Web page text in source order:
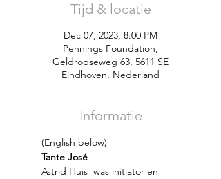
Tijd & locatie
Dec 07, 2023, 8:00 PM
Pennings Foundation,
Geldropseweg 63, 5611 SE
Eindhoven, Nederland
Informatie
(English below)
Tante José
Astrid Huis  was initiator en